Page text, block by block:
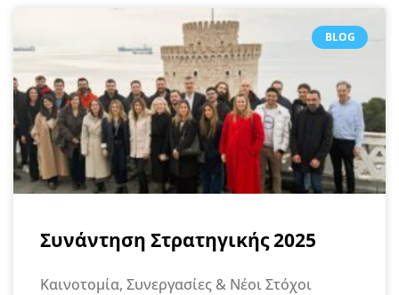
BLOG
Συνάντηση Στρατηγικής 2025
Καινοτομία, Συνεργασίες & Νέοι Στόχοι